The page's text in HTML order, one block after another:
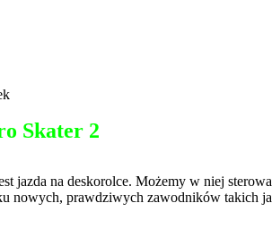
Skater 2
jazda na deskorolce. Możemy w niej
prawdziwych zawodników takich